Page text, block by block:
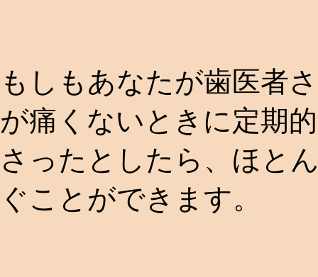
もしもあなたが歯医者
が痛くないときに定期
さったとしたら、ほと
ぐことができます。